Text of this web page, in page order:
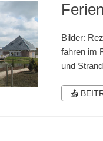
Bilder:
fahren im
und
📤